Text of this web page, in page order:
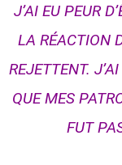
J’AI EU PEUR
LA RÉACTION
REJETTENT.
QUE MES
FUT